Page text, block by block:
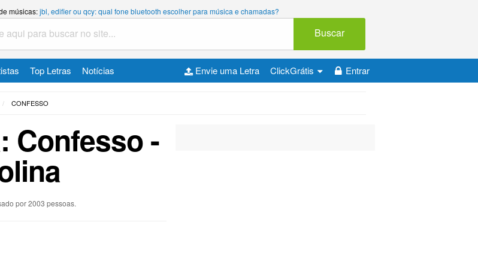
músicas:jbl, edifier ou qcy: qual fone bluetooth escolher para música e chamadas?
Buscar
Top Letras Notícias Entrar
ClickGrátis
Envie uma Letra
CONFESSO
Confesso -
por 2003 pessoas.